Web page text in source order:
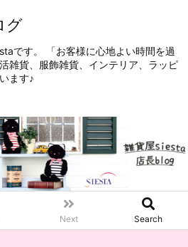
グ
です。 「お客様に心地よい時間を過
雑貨、服飾雑貨、インテリア、ラッピ
ます♪
Next Search